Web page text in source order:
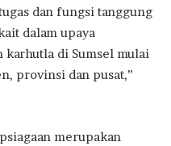
dan fungsi tanggung
dalam upaya
karhutla di Sumsel mulai
provinsi dan pusat,”
merupakan